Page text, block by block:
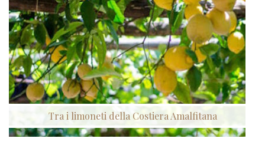
Tra i limoneti della Costiera Amalfitana